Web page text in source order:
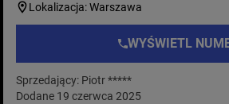
Lokalizacja: Warszawa
WYŚWIETL
Sprzedający: Piotr *****
Dodane 19 czerwca 2025